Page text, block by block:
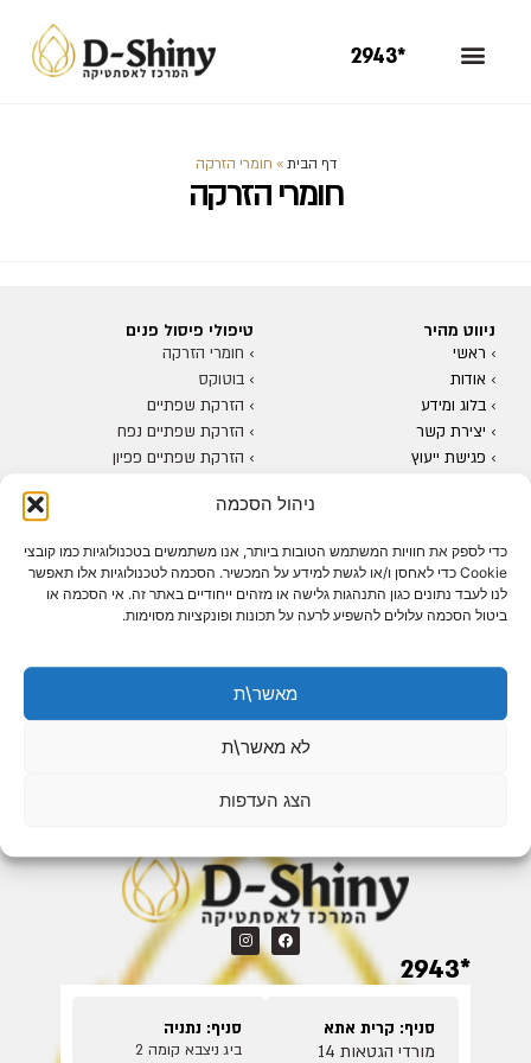
ניהול הסכמה
כדי לספק את חוויות המשתמש הטובות ביותר, אנו משתמשים בטכנולוגיות כמו קובצי
Cookie כדי לאחסן ו/או לגשת למידע על המכשיר. הסכמה לטכנולוגיות אלו תאפשר
לנו לעבד נתונים כגון התנהגות גלישה או מזהים ייחודיים באתר זה. אי הסכמה או
ביטול הסכמה עלולים להשפיע לרעה על תכונות ופונקציות מסוימות.
מאשר\ת
לא מאשר\ת
הצג העדפות
*2943
דף הבית» חומרי הזרקה
חומרי הזרקה
ניווט מהיר
› ראשי
› אודות
› בלוג ומידע
› יצירת קשר
› פגישת ייעוץ
טיפולי פיסול פנים
› חומרי הזרקה
› בוטוקס
› הזרקת שפתיים
› הזרקת שפתיים נפח
› הזרקת שפתיים פפיון
› חוטי הרמה
› מיצוק › הלבנת שיניים
› השתלת שיניים
› זרקוניה
*2943
סניף: קרית אתא
מורדי הגטאות 14
סניף: נתניה
ביג ניצבא קומה 2